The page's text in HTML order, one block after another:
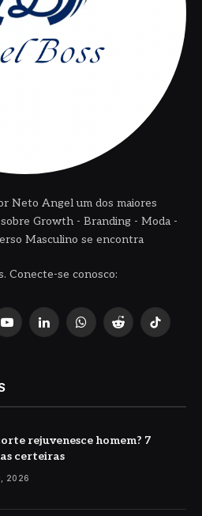
Neto Angel um dos maiores
Growth - Branding - Moda -
Masculino se encontra
Conecte-se conosco:
YouTubeLinkedInWhatsApp
Reddit TikTok
rejuvenesce homem? 7
certeiras
2026